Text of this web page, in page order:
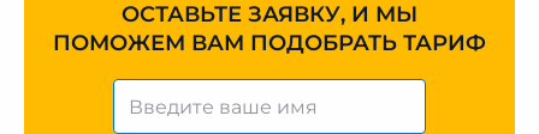
ОСТАВЬТЕ ЗАЯВКУ, И МЫ
ПОМОЖЕМ ВАМ ПОДОБРАТЬ ТАРИФ